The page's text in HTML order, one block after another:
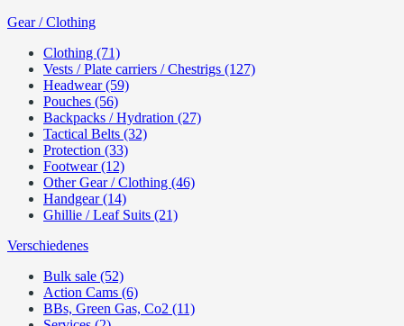
Gear / Clothing
Clothing (71)
Vests / Plate carriers / Chestrigs (127)
Headwear (59)
Pouches (56)
Backpacks / Hydration (27)
Tactical Belts (32)
Protection (33)
Footwear (12)
Other Gear / Clothing (46)
Handgear (14)
Ghillie / Leaf Suits (21)
Verschiedenes
Bulk sale (52)
Action Cams (6)
BBs, Green Gas, Co2 (11)